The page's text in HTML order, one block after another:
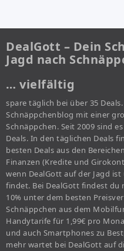
DealGott – Dein
Jagd nach
… vielfältig
spare täglich bei über 35
Schnäppchenblog mit einer
Schnäppchen. Seit 2009 sind
Deals. In den täglichen Deals
besten Deals aus den
Finanzen (Kredite und
wenn DealGott auf der Jagd
findet. Bei DealGott findest du
10% unter dem besten
Schnäppchen aus dem
Handytarife für 1,99€ pro
und auch Smartphones zu
mehr wartet bei DealGott auf